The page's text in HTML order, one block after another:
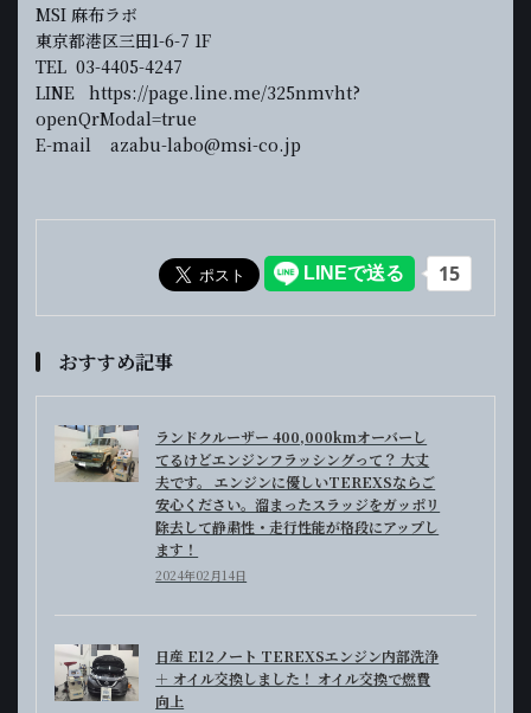
MSI 麻布ラボ
東京都港区三田1-6-7 1F
TEL 03-4405-4247
LINE https://page.line.me/325nmvht?
openQrModal=true
E-mail azabu-labo@msi-co.jp
おすすめ記事
ランドクルーザー 400,000kmオーバーし
てるけどエンジンフラッシングって？ 大丈
夫です。 エンジンに優しいTEREXSならご
安心ください。溜まったスラッジをガッポリ
除去して静粛性・走行性能が格段にアップし
ます！
2024年02月14日
日産 E12ノート TEREXSエンジン内部洗浄
＋ オイル交換しました！ オイル交換で燃費
向上